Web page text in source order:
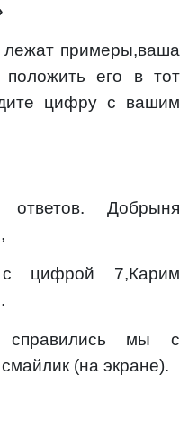
лежат примеры,ваша
его в тот
цифру с вашим
ответов. Добрыня
цифрой 7,Карим
справились мы с
(на экране).